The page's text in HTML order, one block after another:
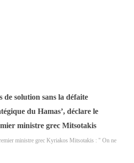
de solution sans la défaite
du Hamas’, déclare le
ministre grec Mitsotakis
ministre grec Kyriakos Mitsotakis : " On ne